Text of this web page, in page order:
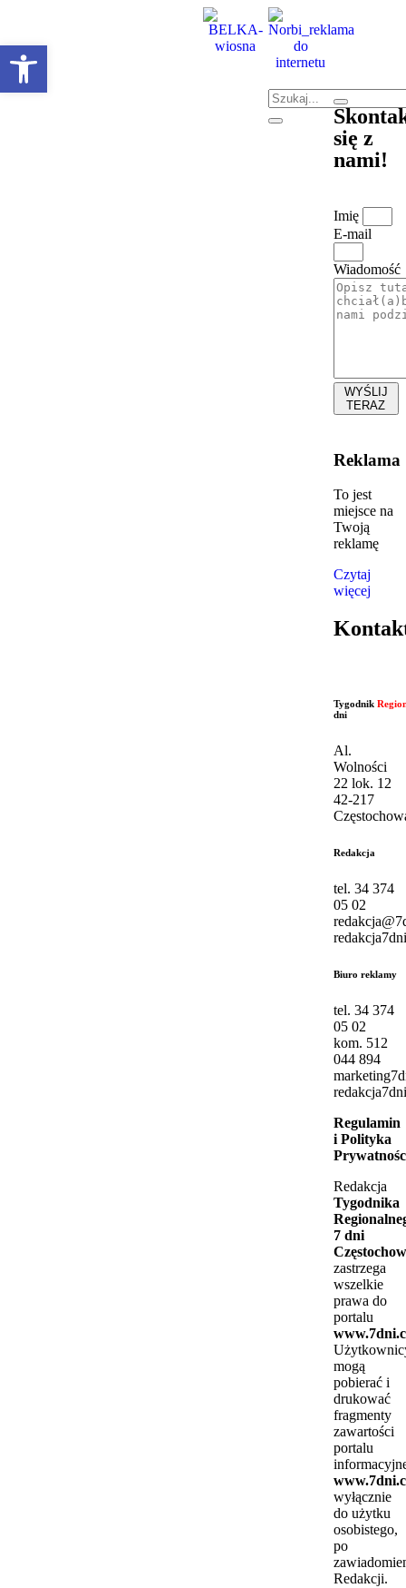
się z
nami!
Imię
E-mail
Wiadomość
WYŚLIJ
TERAZ
Reklama
To jest
miejsce na
Twoją
reklamę
Czytaj
więcej
Tygodnik
dni
Al.
Wolności
22 lok. 12
42-217
Redakcja
tel. 34 374
05 02
Biuro reklamy
tel. 34 374
05 02
kom. 512
044 894
Regulamin
i Polityka
Redakcja
Tygodnika
7 dni
zastrzega
wszelkie
prawa do
portalu
mogą
pobierać i
drukować
fragmenty
zawartości
portalu
wyłącznie
do użytku
osobistego,
po
Redakcji.
Otwórz pasek narzędzi